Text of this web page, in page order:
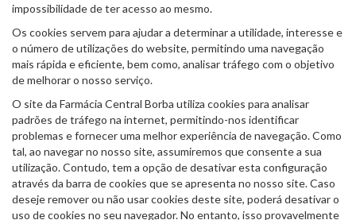
impossibilidade de ter acesso ao mesmo.
Os cookies servem para ajudar a determinar a utilidade, interesse e
o número de utilizações do website, permitindo uma navegação
mais rápida e eficiente, bem como, analisar tráfego com o objetivo
de melhorar o nosso serviço.
O site da Farmácia Central Borba utiliza cookies para analisar
padrões de tráfego na internet, permitindo-nos identificar
problemas e fornecer uma melhor experiência de navegação. Como
tal, ao navegar no nosso site, assumiremos que consente a sua
utilização. Contudo, tem a opção de desativar esta configuração
através da barra de cookies que se apresenta no nosso site. Caso
deseje remover ou não usar cookies deste site, poderá desativar o
uso de cookies no seu navegador. No entanto, isso provavelmente